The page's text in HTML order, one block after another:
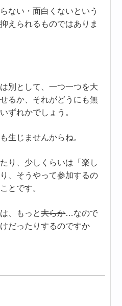
ない・面白くないという
えられるものではありま
別として、一つ一つを大
るか、それがどうにも無
ずれかでしょう。
生じませんからね。
り、少しくらいは「楽し
、そうやって参加するの
とです。
、もっと大らか…なので
だったりするのですか